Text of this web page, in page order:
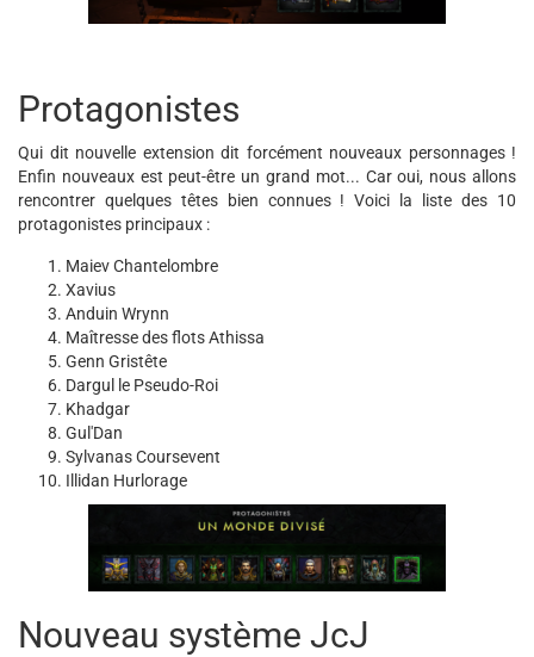
Protagonistes
Qui dit nouvelle extension dit forcément nouveaux personnages !
Enfin nouveaux est peut-être un grand mot... Car oui, nous allons
rencontrer quelques têtes bien connues ! Voici la liste des 10
protagonistes principaux :
Maiev Chantelombre
Xavius
Anduin Wrynn
Maîtresse des flots Athissa
Genn Gristête
Dargul le Pseudo-Roi
Khadgar
Gul'Dan
Sylvanas Coursevent
Illidan Hurlorage
Nouveau système JcJ